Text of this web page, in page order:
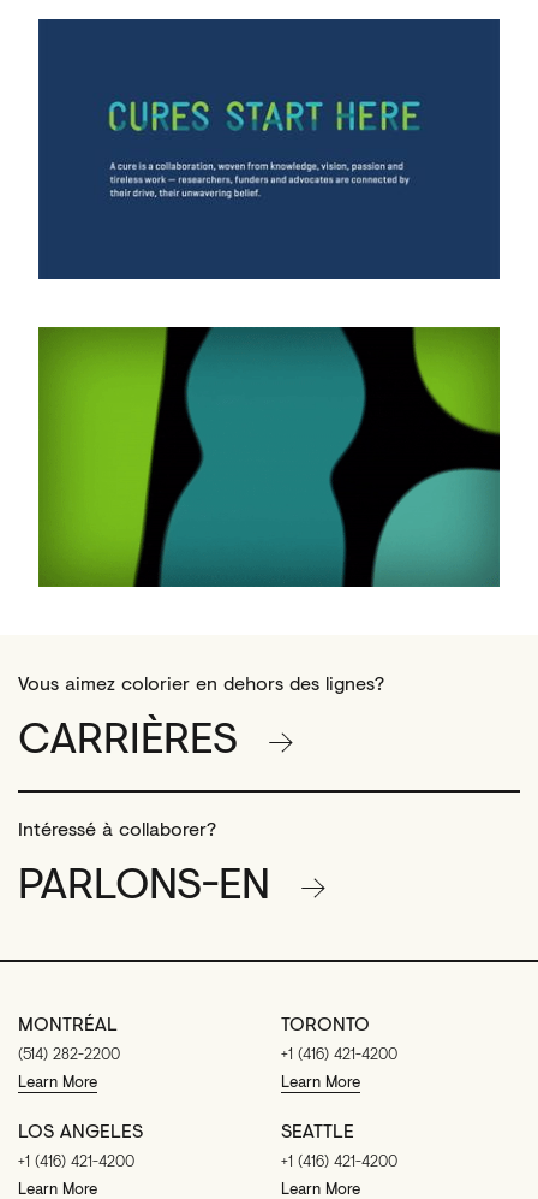
Vous aimez colorier en dehors des lignes?
CARRIÈRES
Intéressé à collaborer?
PARLONS-EN
MONTRÉAL
(514) 282-2200
Learn More
TORONTO
+1 (416) 421-4200
Learn More
LOS ANGELES
+1 (416) 421-4200
Learn More
SEATTLE
+1 (416) 421-4200
Learn More